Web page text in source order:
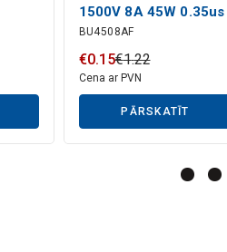
1500V 8A 45W 0.35us
BU4508AF
€0.15€1.22
Cena ar PVN
PĀRSKATĪT